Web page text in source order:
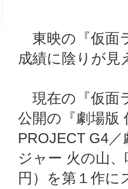
東映の『仮面
成績に陰りが見
現在の『仮面
公開の『劇場版
PROJECT G4
ジャー 火の山
円）を第１作に